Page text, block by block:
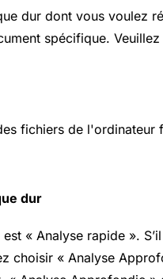
dur dont vous voulez
spécifique.
dur
« Analyse rapide ».
choisir « Analyse